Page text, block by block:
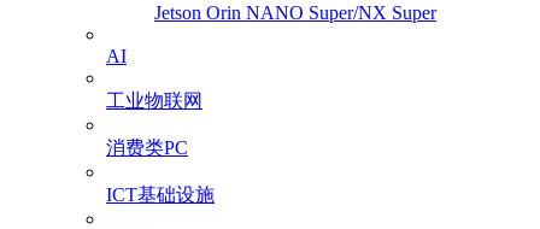
Jetson Orin NANO Super/NX Super
AI
工业物联网
消费类PC
ICT基础设施